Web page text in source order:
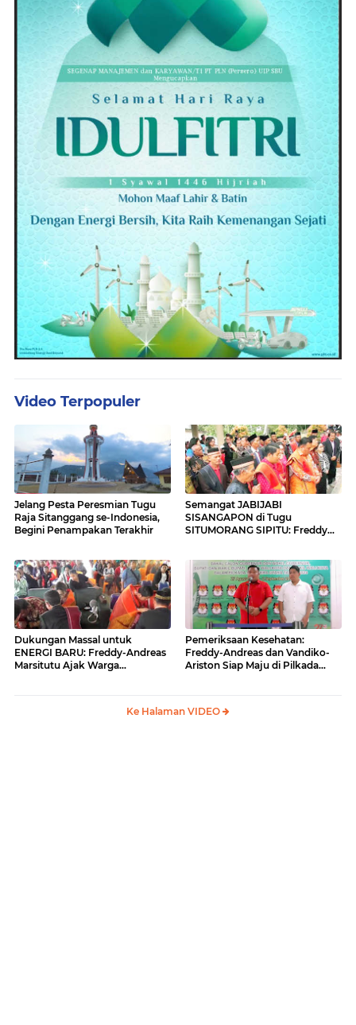
Video Terpopuler
Jelang Pesta Peresmian Tugu
Raja Sitanggang se-Indonesia,
Begini Penampakan Terakhir
Semangat JABIJABI
SISANGAPON di Tugu
SITUMORANG SIPITU: Freddy
Dukungan Massal untuk
ENERGI BARU: Freddy-Andreas
Marsitutu Ajak Warga
Pemeriksaan Kesehatan:
Freddy-Andreas dan Vandiko-
Ariston Siap Maju di Pilkada
Ke Halaman VIDEO